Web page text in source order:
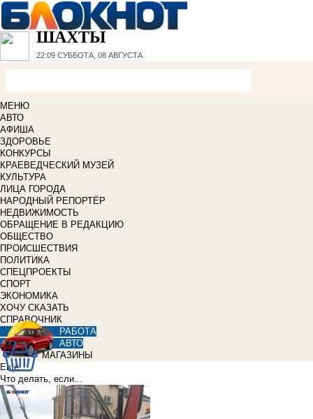
ШАХТЫ
22:09 СУББОТА, 08 АВГУСТА
МЕНЮ
АВТО
АФИША
ЗДОРОВЬЕ
КОНКУРСЫ
КРАЕВЕДЧЕСКИЙ МУЗЕЙ
КУЛЬТУРА
ЛИЦА ГОРОДА
НАРОДНЫЙ РЕПОРТЁР
НЕДВИЖИМОСТЬ
ОБРАЩЕНИЕ В РЕДАКЦИЮ
ОБЩЕСТВО
ПРОИСШЕСТВИЯ
ПОЛИТИКА
СПЕЦПРОЕКТЫ
СПОРТ
ЭКОНОМИКА
ХОЧУ СКАЗАТЬ
СПРАВОЧНИК
РАБОТА
АВТО
МАГАЗИНЫ
Еще
Что делать, если...